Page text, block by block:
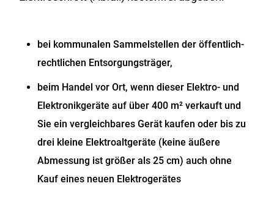
bei kommunalen Sammelstellen der öffentlich-
rechtlichen Entsorgungsträger,
beim Handel vor Ort, wenn dieser Elektro- und
Elektronikgeräte auf über 400 m² verkauft und
Sie ein vergleichbares Gerät kaufen oder bis zu
drei kleine Elektroaltgeräte (keine äußere
Abmessung ist größer als 25 cm) auch ohne
Kauf eines neuen Elektrogerätes